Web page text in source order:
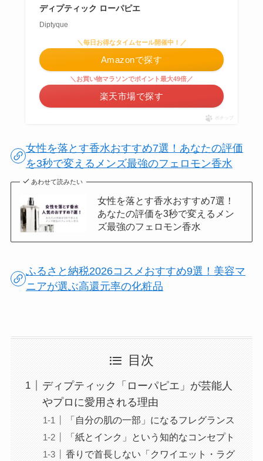
ディプティック ローパピエ
Diptyque
＼毎日お得なタイムセール開催中！／
Amazonで探す
＼お買い物マラソンでポイント最大49倍／
楽天市場で探す
ポチップ
女性を落とす香水おすすめ7選！あなたの評価
を3秒で変えるメンズ最強のフェロモン香水
あわせて読みたい
女性を落とす香水おすすめ7選！
あなたの評価を3秒で変えるメン
ズ最強のフェロモン香水
ふるさと納税2026コスメおすすめ9選！美容マ
ニアが選ぶ高還元率の化粧品
目次
ディプティック「ローパピエ」が芸能人
やプロに愛用される理由
「自分の肌の一部」になるフレグランス
「紙とインク」という知的なコンセプト
香りで首長しない「クワイエット・ラグ